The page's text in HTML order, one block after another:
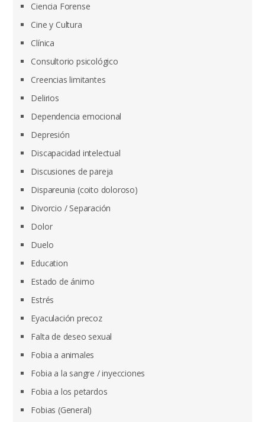
Ciencia Forense
Cine y Cultura
Clínica
Consultorio psicológico
Creencias limitantes
Delirios
Dependencia emocional
Depresión
Discapacidad intelectual
Discusiones de pareja
Dispareunia (coito doloroso)
Divorcio / Separación
Dolor
Duelo
Education
Estado de ánimo
Estrés
Eyaculación precoz
Falta de deseo sexual
Fobia a animales
Fobia a la sangre / inyecciones
Fobia a los petardos
Fobias (General)